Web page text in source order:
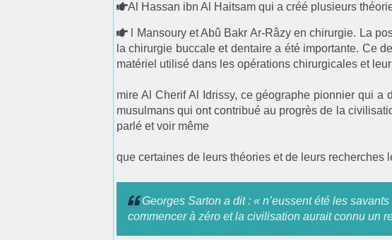
Al Hassan ibn Al Haitsam qui a créé plusieurs
l Mansoury et Abû Bakr Ar-Râzy en chirurgie. La
la chirurgie buccale et dentaire a été importante. Ce
matériel utilisé dans les opérations chirurgicales et leur
mire Al Cherif Al Idrissy, ce géographe pionnier qui
musulmans qui ont contribué au progrès de la
parlé et voir même
que certaines de leurs théories et de leurs recherches
Georges Sarton a dit : « n’eussent été les
commencer à zéro et la civilisation aurait connu un